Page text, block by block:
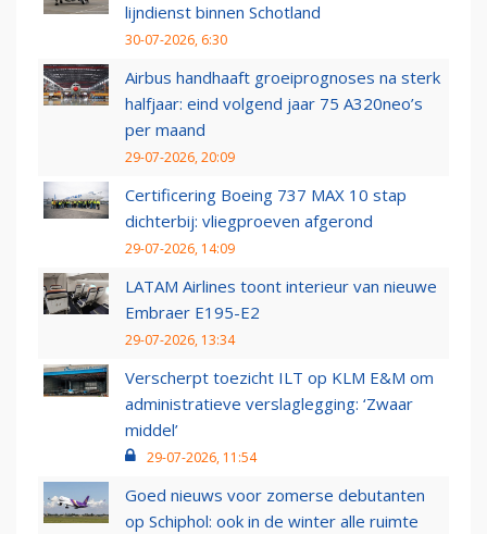
lijndienst binnen Schotland
30-07-2026, 6:30
Airbus handhaaft groeiprognoses na sterk
halfjaar: eind volgend jaar 75 A320neo’s
per maand
29-07-2026, 20:09
Certificering Boeing 737 MAX 10 stap
dichterbij: vliegproeven afgerond
29-07-2026, 14:09
LATAM Airlines toont interieur van nieuwe
Embraer E195-E2
29-07-2026, 13:34
Verscherpt toezicht ILT op KLM E&M om
administratieve verslaglegging: ‘Zwaar
middel’
29-07-2026, 11:54
Goed nieuws voor zomerse debutanten
op Schiphol: ook in de winter alle ruimte